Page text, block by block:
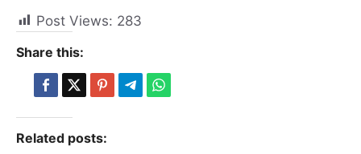
Post Views: 283
Share this:
Related posts: